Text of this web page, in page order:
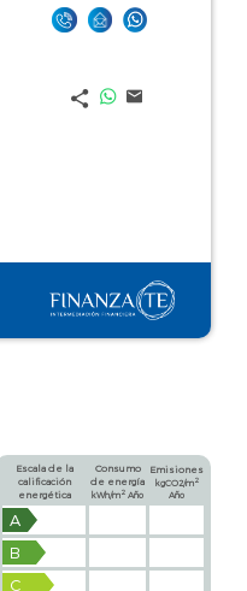
Escala de la
calificación
energética
Consumo
de energía
kWh/m2 Año
Emisiones
kgCO2/m 2
Año
A
B
C